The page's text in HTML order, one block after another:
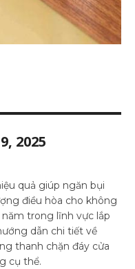
2025
quả giúp ngăn bụi
điều hòa cho không
trong lĩnh vực lắp
dẫn chi tiết về
thanh chặn đáy cửa
cụ thể.